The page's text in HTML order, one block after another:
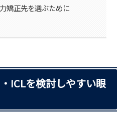
矯正先を選ぶために
ICLを検討しやすい眼